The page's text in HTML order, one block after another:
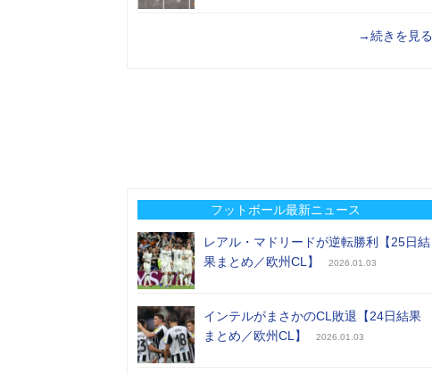
→続きを見る
フットボール最新ニュース
レアル・マドリードが逆転勝利【25日結
果まとめ／欧州CL】
2026.01.03
インテルがまさかのCL敗退【24日結果
まとめ／欧州CL】
2026.01.03